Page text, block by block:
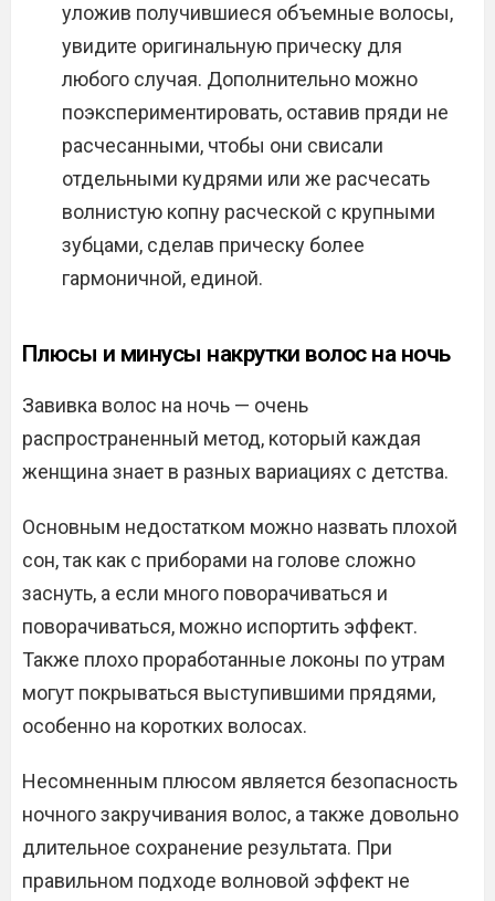
уложив получившиеся объемные волосы,
увидите оригинальную прическу для
любого случая. Дополнительно можно
поэкспериментировать, оставив пряди не
расчесанными, чтобы они свисали
отдельными кудрями или же расчесать
волнистую копну расческой с крупными
зубцами, сделав прическу более
гармоничной, единой.
Плюсы и минусы накрутки волос на ночь
Завивка волос на ночь — очень
распространенный метод, который каждая
женщина знает в разных вариациях с детства.
Основным недостатком можно назвать плохой
сон, так как с приборами на голове сложно
заснуть, а если много поворачиваться и
поворачиваться, можно испортить эффект.
Также плохо проработанные локоны по утрам
могут покрываться выступившими прядями,
особенно на коротких волосах.
Несомненным плюсом является безопасность
ночного закручивания волос, а также довольно
длительное сохранение результата. При
правильном подходе волновой эффект не